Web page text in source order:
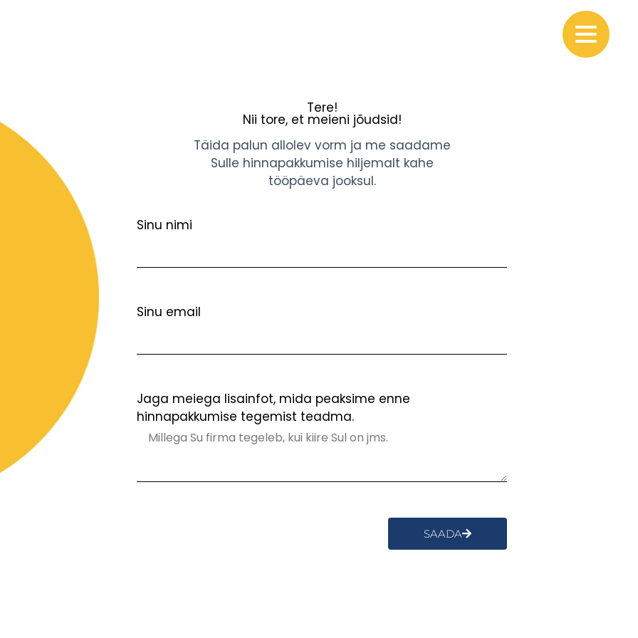
Tere!
Nii tore, et meieni jõudsid!
Täida palun allolev vorm ja me saadame
Sulle hinnapakkumise hiljemalt kahe
tööpäeva jooksul.
Sinu nimi
Sinu email
Jaga meiega lisainfot, mida peaksime enne
hinnapakkumise tegemist teadma.
SAADA